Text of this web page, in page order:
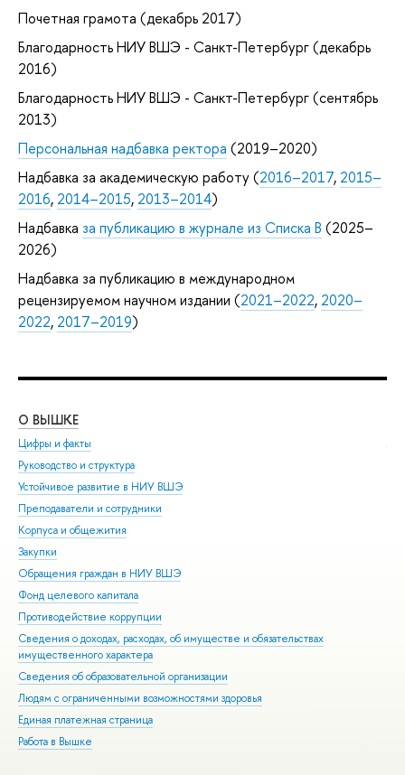
Почетная грамота (декабрь 2017)
Благодарность НИУ ВШЭ - Санкт-Петербург (декабрь
2016)
Благодарность НИУ ВШЭ - Санкт-Петербург (сентябрь
2013)
Персональная надбавка ректора (2019–2020)
Надбавка за академическую работу (2016–2017, 2015–
2016, 2014–2015, 2013–2014)
Надбавка за публикацию в журнале из Списка B (2025–
2026)
Надбавка за публикацию в международном
рецензируемом научном издании (2021–2022, 2020–
2022, 2017–2019)
О ВЫШКЕ
Цифры и факты
Руководство и структура
Устойчивое развитие в НИУ ВШЭ
Преподаватели и сотрудники
Корпуса и общежития
Закупки
Обращения граждан в НИУ ВШЭ
Фонд целевого капитала
Противодействие коррупции
Сведения о доходах, расходах, об имуществе и обязательствах
имущественного характера
Сведения об образовательной организации
Людям с ограниченными возможностями здоровья
Единая платежная страница
Работа в Вышке